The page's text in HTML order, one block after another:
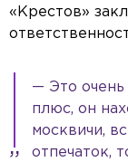
«Крестов»
— Это очень
плюс, он
москвичи,
отпечаток,